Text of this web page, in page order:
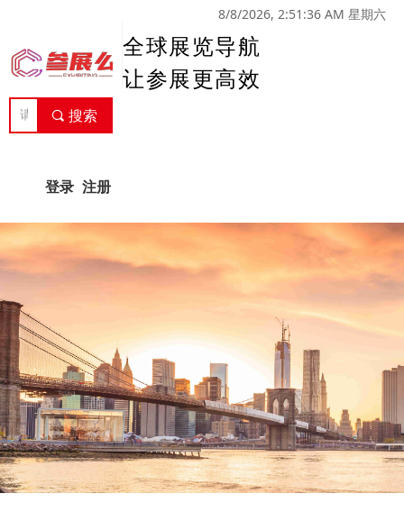
끠 搜索
8/8/2026, 2:51:36 AM 星期六
全球展览导航
让参展更高效
登录 注册